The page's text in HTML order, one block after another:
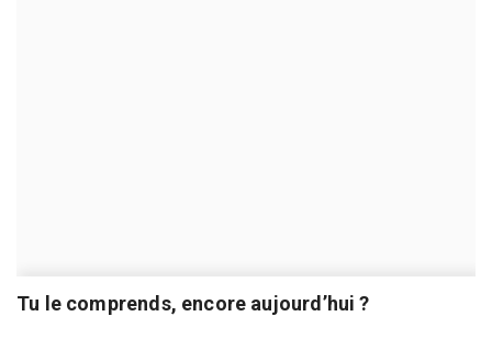
Tu le comprends, encore aujourd’hui ?